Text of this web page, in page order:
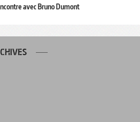
avec Bruno Dumont